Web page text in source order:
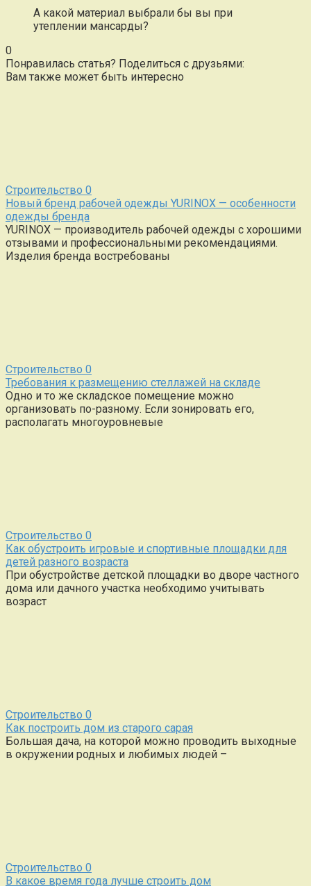
А какой материал выбрали бы вы при
утеплении мансарды?
0
Понравилась статья? Поделиться с друзьями:
Вам также может быть интересно
Строительство 0
Новый бренд рабочей одежды YURINOX — особенности
одежды бренда
YURINOX — производитель рабочей одежды с хорошими
отзывами и профессиональными рекомендациями.
Изделия бренда востребованы
Строительство 0
Требования к размещению стеллажей на складе
Одно и то же складское помещение можно
организовать по-разному. Если зонировать его,
располагать многоуровневые
Строительство 0
Как обустроить игровые и спортивные площадки для
детей разного возраста
При обустройстве детской площадки во дворе частного
дома или дачного участка необходимо учитывать
возраст
Строительство 0
Как построить дом из старого сарая
Большая дача, на которой можно проводить выходные
в окружении родных и любимых людей –
Строительство 0
В какое время года лучше строить дом